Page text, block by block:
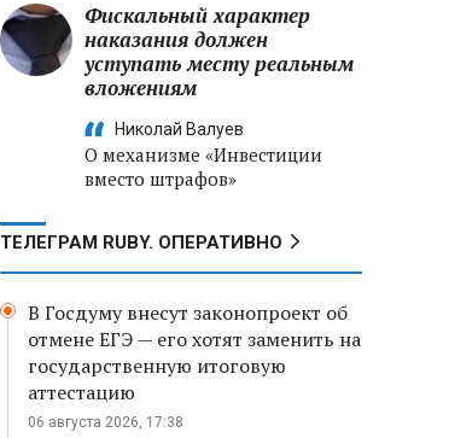
Фискальный характер
наказания должен
уступать месту реальным
вложениям
Николай Валуев
О механизме «Инвестиции
вместо штрафов»
ТЕЛЕГРАМ RUBY. ОПЕРАТИВНО
В Госдуму внесут законопроект об
отмене ЕГЭ — его хотят заменить на
государственную итоговую
аттестацию
06 августа 2026, 17:38